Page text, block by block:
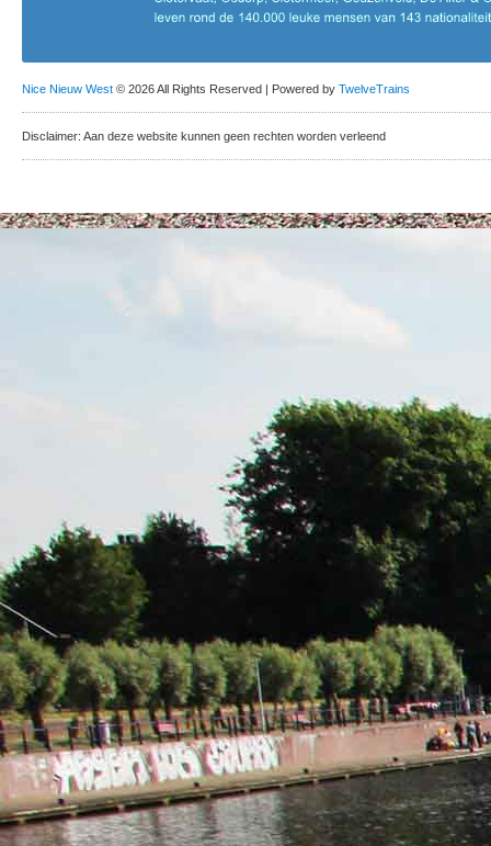
Nice Nieuw West © 2026 All Rights Reserved | Powered by TwelveTrains
Disclaimer: Aan deze website kunnen geen rechten worden verleend